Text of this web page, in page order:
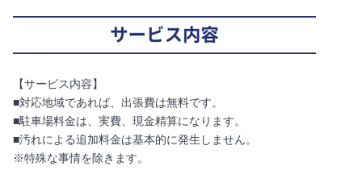
【サービス内容】
■対応地域であれば、出張費は無料です。
■駐車場料金は、実費、現金精算になります。
■汚れによる追加料金は基本的に発生しません。
※特殊な事情を除きます。